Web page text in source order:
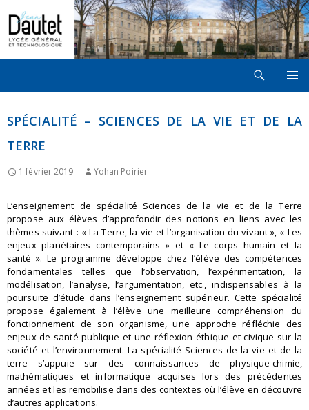
CONTENU
SPÉCIALITÉ – SCIENCES DE LA VIE ET DE LA
TERRE
1 février 2019 Yohan Poirier
L’enseignement de spécialité Sciences de la vie et de la Terre
propose aux élèves d’approfondir des notions en liens avec les
thèmes suivant : « La Terre, la vie et l’organisation du vivant », « Les
enjeux planétaires contemporains » et « Le corps humain et la
santé ». Le programme développe chez l’élève des compétences
fondamentales telles que l’observation, l’expérimentation, la
modélisation, l’analyse, l’argumentation, etc., indispensables à la
poursuite d’étude dans l’enseignement supérieur. Cette spécialité
propose également à l’élève une meilleure compréhension du
fonctionnement de son organisme, une approche réfléchie des
enjeux de santé publique et une réflexion éthique et civique sur la
société et l’environnement. La spécialité Sciences de la vie et de la
terre s’appuie sur des connaissances de physique-chimie,
mathématiques et informatique acquises lors des précédentes
années et les remobilise dans des contextes où l’élève en découvre
d’autres applications.